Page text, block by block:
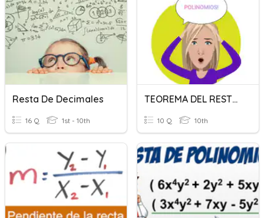
Resta De Decimales
16 Q 1st - 10th
TEOREMA DEL RESTO-POLINOMIOS-FACTORIZACIÓN
10 Q 10th